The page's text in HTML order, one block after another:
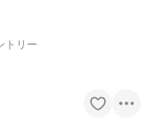
トリー